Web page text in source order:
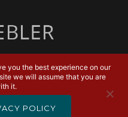
you the best experience on our
we will assume that you are
it.
POLICY